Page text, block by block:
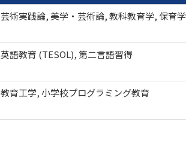
芸術実践論, 美学・芸術論, 教科教育学, 保育学
英語教育 (TESOL), 第二言語習得
教育工学, 小学校プログラミング教育